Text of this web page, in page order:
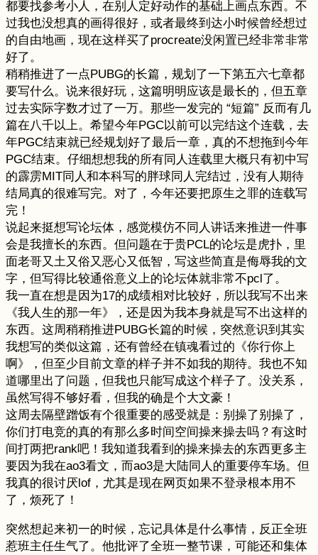
都要找参考小人，在别人定好动作的基础上画点东西。不
过我也没想真的画得很好，或者最终到达小时候曾经想过
的自由地画，现在这样买了procreate没闲置已经非常非常
好了。
稍稍推进了一点PUBG的长篇，规划了一下第五六七章都
要写什么。说来很好玩，这篇明明应该是最长的，但五章
过去实际字数才过了一万。那些一发完的 “短篇” 反而有几
篇在八千以上。希望今年PGC以前可以完结这个连载，去
年PGC结束就已经规划好了最后一章，真的不想拖到今年
PGC结束。仔细想想我的所有同人连载里大概只有初中写
的霹雳MIT同人和本科写的胖球同人完结过，没有人期待
结局真的很难写完。对了，今年还要把原生之罪的连载写
完！
说起来挺想写论坛体，感觉模仿不同人讲话来推进一件事
会是我擅长的东西。但问题在于贵PCL的论坛是虎扑，里
面老哥又土又俗又恶心又低智，写这些简直是侮辱我的文
字，但写得比较通俗意义上的论坛体就非常不pcl了。
我一直在想是因为17的成绩相对比较好，所以我写不出来
《我人生的那一年》，还是因为我本身就是写不出这样的
东西。这周稍稍推进PUBG长篇的时候，突然意识到其实
我想写的类似这篇，还有曾经在镇魂看过的《你行你上
啊》，但至少目前文章的样子并不如我的期待。我也不知
道哪里出了问题，但我也只能写成这个样子了。没关系，
虽然写得不够好看，但我的确是个大文豪！
这周去隔壁蹭饭有个很重要的感受就是：别操了别操了，
你们打电竞的真的有那么多时间空间操来操去吗？有这时
间打两把rank吧！我知道我看到的操来操去的东西更多主
要因为我在ao3看文，而ao3是大陆同人的重要停车场。但
我真的很讨厌lof，尤其是现在网页如果不登录根本用不
了，烦死了！
突然想起来初一的时候，忘记具体是什么事情，反正全班
惹班主任生气了。他批评了全班一整节课，可能还和集体